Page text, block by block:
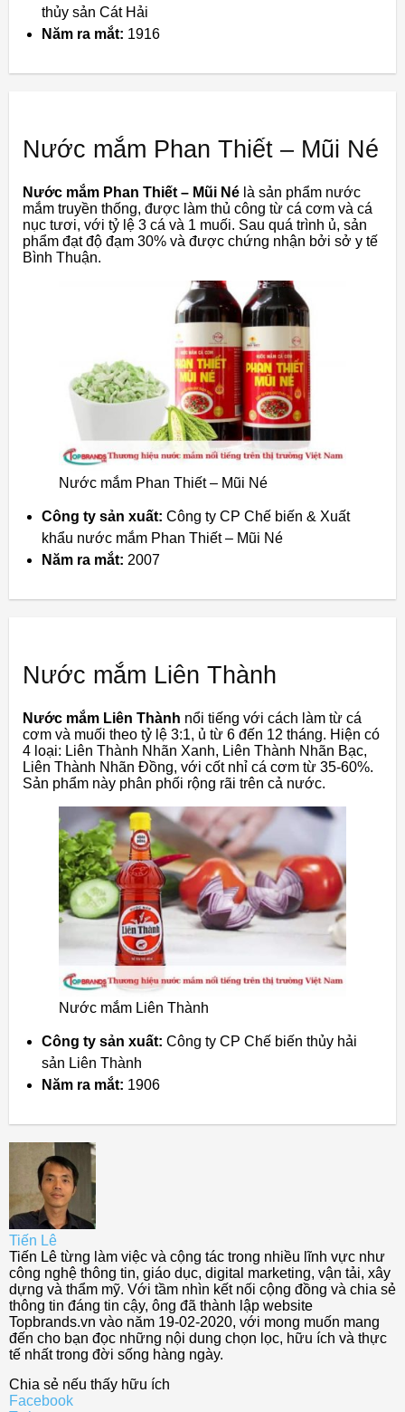
thủy sản Cát Hải
Năm ra mắt: 1916
Nước mắm Phan Thiết – Mũi Né
Nước mắm Phan Thiết – Mũi Né là sản phẩm nước
mắm truyền thống, được làm thủ công từ cá cơm và cá
nục tươi, với tỷ lệ 3 cá và 1 muối. Sau quá trình ủ, sản
phẩm đạt độ đạm 30% và được chứng nhận bởi sở y tế
Bình Thuận.
Nước mắm Phan Thiết – Mũi Né
Công ty sản xuất: Công ty CP Chế biến & Xuất
khẩu nước mắm Phan Thiết – Mũi Né
Năm ra mắt: 2007
Nước mắm Liên Thành
Nước mắm Liên Thành nổi tiếng với cách làm từ cá
cơm và muối theo tỷ lệ 3:1, ủ từ 6 đến 12 tháng. Hiện có
4 loại: Liên Thành Nhãn Xanh, Liên Thành Nhãn Bạc,
Liên Thành Nhãn Đồng, với cốt nhỉ cá cơm từ 35-60%.
Sản phẩm này phân phối rộng rãi trên cả nước.
Nước mắm Liên Thành
Công ty sản xuất: Công ty CP Chế biến thủy hải
sản Liên Thành
Năm ra mắt: 1906
Tiến Lê
Tiến Lê từng làm việc và cộng tác trong nhiều lĩnh vực như
công nghệ thông tin, giáo dục, digital marketing, vận tải, xây
dựng và thẩm mỹ. Với tầm nhìn kết nối cộng đồng và chia sẻ
thông tin đáng tin cậy, ông đã thành lập website
Topbrands.vn vào năm 19-02-2020, với mong muốn mang
đến cho bạn đọc những nội dung chọn lọc, hữu ích và thực
tế nhất trong đời sống hàng ngày.
Chia sẻ nếu thấy hữu ích
Facebook